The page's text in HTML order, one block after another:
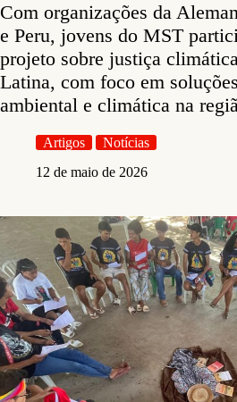
Com organizações da
e Peru, jovens do MST
projeto sobre justiça
Latina, com foco em
ambiental e climática na
Artigos
Notícias
12 de maio de 2026